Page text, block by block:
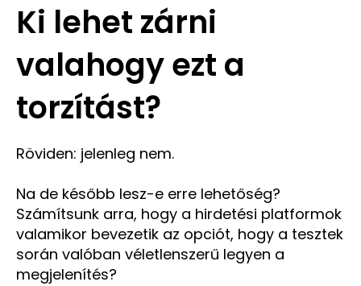
Ki lehet zárni
valahogy ezt a
torzítást?
Röviden: jelenleg nem.
Na de később lesz-e erre lehetőség?
Számítsunk arra, hogy a hirdetési platformok
valamikor bevezetik az opciót, hogy a tesztek
során valóban véletlenszerű legyen a
megjelenítés?